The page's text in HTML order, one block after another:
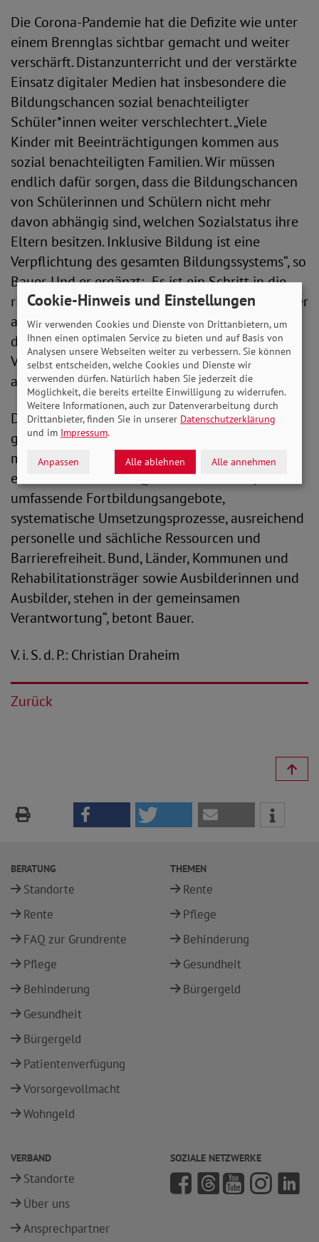
Die Corona-Pandemie hat die Defizite wie unter
einem Brennglas sichtbar gemacht und weiter
verschärft. Distanzunterricht und der verstärkte
Einsatz digitaler Medien hat insbesondere die
Bildungschancen sozial benachteiligter
Schüler*innen weiter verschlechtert. „Viele
Kinder mit Beeinträchtigungen kommen aus
sozial benachteiligten Familien. Wir müssen
endlich dafür sorgen, dass die Bildungschancen
von Schülerinnen und Schülern nicht mehr
davon abhängig sind, welchen Sozialstatus ihre
Eltern besitzen. Inklusive Bildung ist eine
Verpflichtung des gesamten Bildungssystems“, so
Bauer. Und er ergänzt: „Es ist ein Schritt in die
richtige Richtung, dass Schülerinnen und Schüler
aus sozial benachteiligten Familien nun endlich
digitale Endgeräte für den Distanzunterricht zur
Verfügung gestellt bekommen sollen. Damit
alleine ist es aber nicht getan.“
Der SoVD fordert qualitativ hochwertige
gemeinsame Bildungsangebote für Menschen
mit und ohne Behinderungen. „Wir brauchen
endlich verbindliche Qualitätsmaßstäbe,
umfassende Fortbildungsangebote,
systematische Umsetzungsprozesse, ausreichend
personelle und sächliche Ressourcen und
Barrierefreiheit. Bund, Länder, Kommunen und
Rehabilitationsträger sowie Ausbilderinnen und
Ausbilder, stehen in der gemeinsamen
Verantwortung“, betont Bauer.
V. i. S. d. P.: Christian Draheim
Zurück
BERATUNG
Standorte
Rente
FAQ zur Grundrente
Pflege
Behinderung
Gesundheit
Bürgergeld
Patientenverfügung
Vorsorgevollmacht
Wohngeld
THEMEN
Rente
Pflege
Behinderung
Gesundheit
Bürgergeld
VERBAND
Standorte
Über uns
Ansprechpartner
SOZIALE NETZWERKE
Cookie-Hinweis und Einstellungen
Wir verwenden Cookies und Dienste von Drittanbietern, um
Ihnen einen optimalen Service zu bieten und auf Basis von
Analysen unsere Webseiten weiter zu verbessern. Sie können
selbst entscheiden, welche Cookies und Dienste wir
verwenden dürfen. Natürlich haben Sie jederzeit die
Möglichkeit, die bereits erteilte Einwilligung zu widerrufen.
Weitere Informationen, auch zur Datenverarbeitung durch
Drittanbieter, finden Sie in unserer Datenschutzerklärung
und im Impressum.
Anpassen Alle ablehnen Alle annehmen